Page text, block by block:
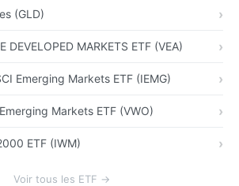
(GLD)
DEVELOPED MARKETS ETF (VEA)
Emerging Markets ETF (IEMG)
Markets ETF (VWO)
ETF (IWM)
Voir tous les ETF →